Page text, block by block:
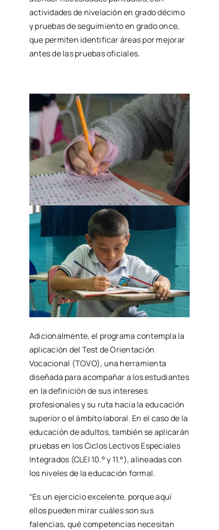
actividades de nivelación en grado décimo
y pruebas de seguimiento en grado once,
que permiten identificar áreas por mejorar
antes de las pruebas oficiales.
Adicionalmente, el programa contempla la
aplicación del Test de Orientación
Vocacional (TOVO), una herramienta
diseñada para acompañar a los estudiantes
en la definición de sus intereses
profesionales y su ruta hacia la educación
superior o el ámbito laboral. En el caso de la
educación de adultos, también se aplicarán
pruebas en los Ciclos Lectivos Especiales
Integrados (CLEI 10.° y 11.°), alineadas con
los niveles de la educación formal.
“Es un ejercicio excelente, porque aquí
ellos pueden mirar cuáles son sus
falencias, qué competencias necesitan